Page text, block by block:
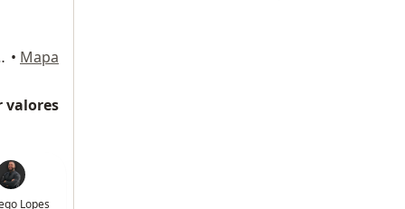
de Caxias • Mapa
valores
Lopes